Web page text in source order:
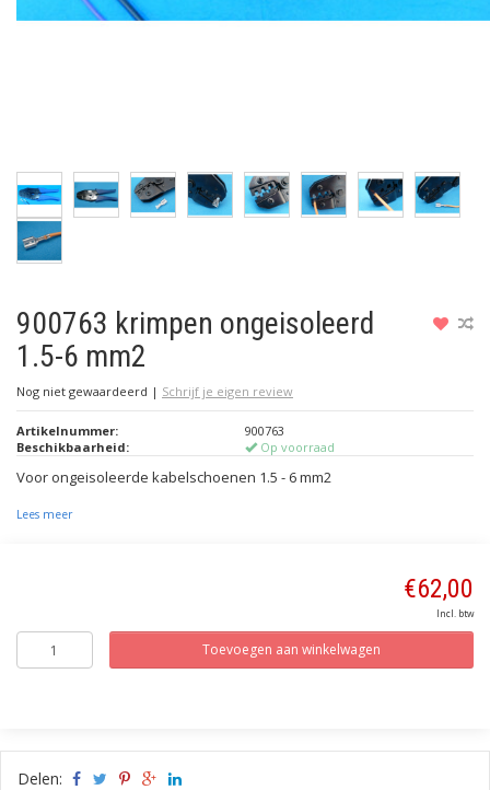
900763 krimpen ongeisoleerd
1.5-6 mm2
Nog niet gewaardeerd | Schrijf je eigen review
Artikelnummer:
900763
Beschikbaarheid:
Op voorraad
Voor ongeisoleerde kabelschoenen 1.5 - 6 mm2
Lees meer
€62,00
Incl. btw
Toevoegen aan winkelwagen
Delen: